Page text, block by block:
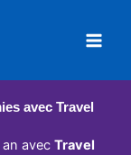
avec Travel
avec Travel